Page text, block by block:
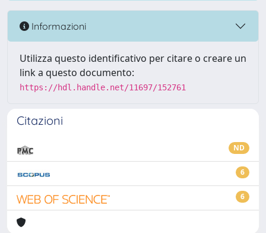
Informazioni
Utilizza questo identificativo per citare o creare un
link a questo documento:
https://hdl.handle.net/11697/152761
Citazioni
ND
6
6